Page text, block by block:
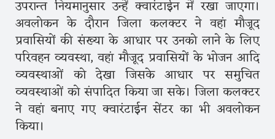
उपरान्त नियमानुसार उन्हें क्वारंटाईन में रखा जाएगा।
अवलोकन के दौरान जिला कलक्टर ने वहां मौजूद
प्रवासियों की संख्या के आधार पर उनको लाने के लिए
परिवहन व्यवस्था, वहां मौजूद प्रवासियों के भोजन आदि
व्यवस्थाओं को देखा जिसके आधार पर समुचित
व्यवस्थाओं को संपादित किया जा सके। जिला कलक्टर
ने वहां बनाए गए क्वारंटाईन सेंटर का भी अवलोकन
किया।